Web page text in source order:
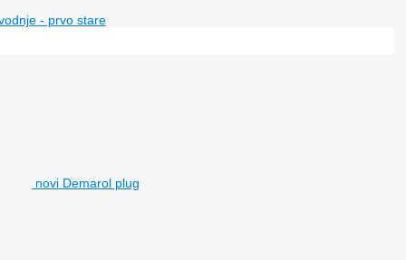
- prvo stare
novi Demarol plug